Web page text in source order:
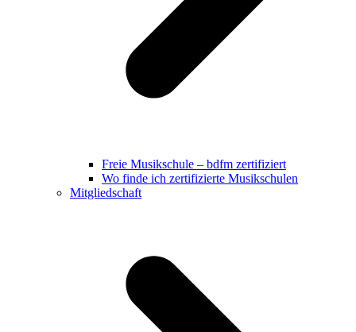
Freie Musikschule – bdfm zertifiziert
Wo finde ich zertifizierte Musikschulen
Mitgliedschaft